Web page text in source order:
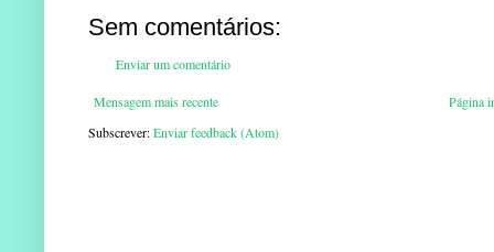
Sem comentários:
Enviar um comentário
Mensagem mais recente
Página
Subscrever:Enviar feedback (Atom)